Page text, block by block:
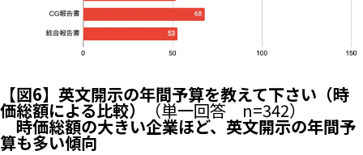
【図6】英文開示の年間予算を教えて下さい（時
価総額による比較） （単一回答 n=342）
時価総額の大きい企業ほど、英文開示の年間予
算も多い傾向